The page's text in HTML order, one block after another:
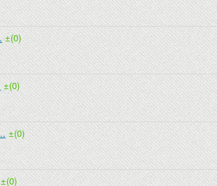
±(0)
±(0)
±(0)
±(0)